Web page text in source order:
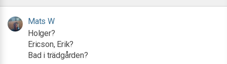
Mats W
Holger?
Ericson, Erik?
Bad i trädgården?